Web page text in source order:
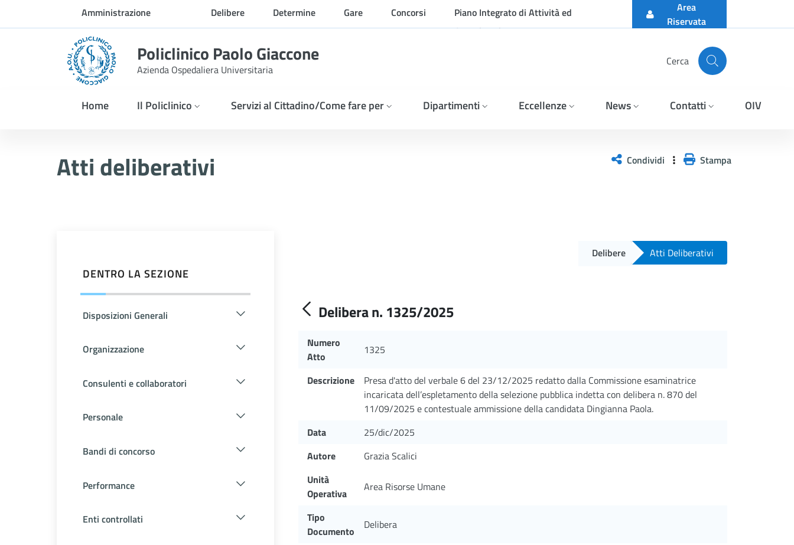
Skip to Main ContentAmministrazione
trasparente
Delibere Determine Gare Concorsi
Piano Integrato di Attività ed
Organizzazione
Area
Riservata
Policlinico Paolo Giaccone
Azienda Ospedaliera Universitaria
Cerca
Home Il Policlinico Servizi al Cittadino/Come fare per Dipartimenti Eccellenze News Contatti OIV
Atti deliberativi Condividi Stampa
DENTRO LA SEZIONE
Disposizioni Generali
Organizzazione
Consulenti e collaboratori
Personale
Bandi di concorso
Performance
Enti controllati
Delibere Atti Deliberativi
Delibera n. 1325/2025
Numero
Atto
1325
Descrizione
Presa d'atto del verbale 6 del 23/12/2025 redatto dalla Commissione esaminatrice
incaricata dell’espletamento della selezione pubblica indetta con delibera n. 870 del
11/09/2025 e contestuale ammissione della candidata Dingianna Paola.
Data
25/dic/2025
Autore
Grazia Scalici
Unità
Operativa
Area Risorse Umane
Tipo
Documento
Delibera